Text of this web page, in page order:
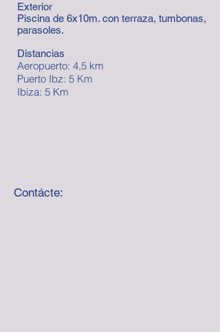
Exterior
Piscina de 6x10m. con terraza, tumbonas,
parasoles.
Distancias
Aeropuerto: 4,5 km
Puerto Ibz: 5 Km
Ibiza: 5 Km
Contácte: